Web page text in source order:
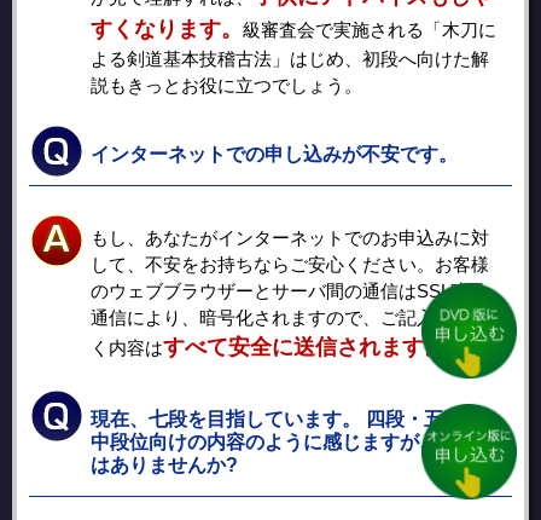
すくなります。 級審査会で実施される「木刀に
よる剣道基本技稽古法」はじめ、初段へ向けた解
説もきっとお役に立つでしょう。
インターネットでの申し込みが不安です。
もし、あなたがインターネットでのお申込みに対
して、不安をお持ちならご安心ください。お客様
のウェブブラウザーとサーバ間の通信はSSL暗号
通信により、暗号化されますので、ご記入いただ
く内容はすべて安全に送信されます。
現在、七段を目指しています。 四段・五段の
中段位向けの内容のように感じますが、簡単で
はありませんか?